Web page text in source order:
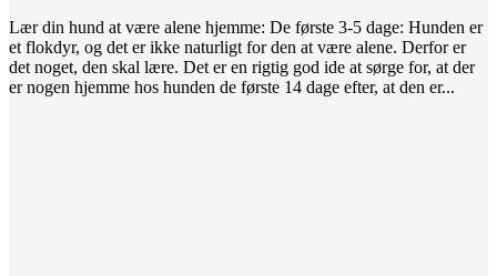
Lær din hund at være alene hjemme: De første 3-5 dage: Hunden er
et flokdyr, og det er ikke naturligt for den at være alene. Derfor er
det noget, den skal lære. Det er en rigtig god ide at sørge for, at der
er nogen hjemme hos hunden de første 14 dage efter, at den er...